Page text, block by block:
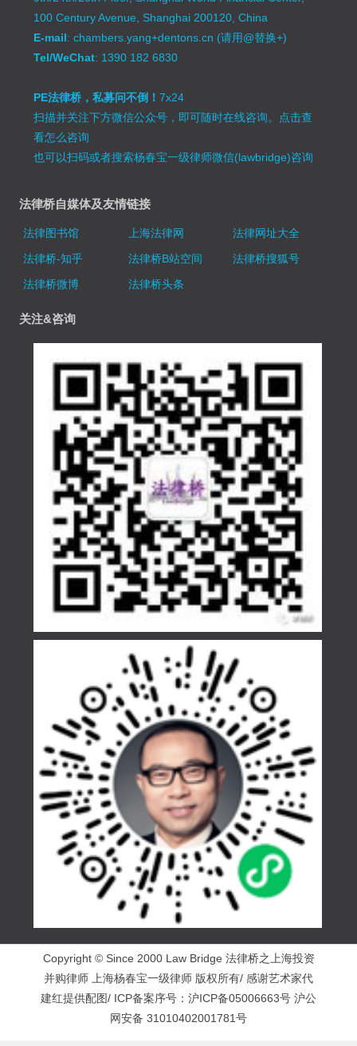
100 Century Avenue, Shanghai 200120, China
E-mail: chambers.yang+dentons.cn (请用@替换+)
Tel/WeChat: 1390 182 6830
PE法律桥，私募问不倒！7x24
扫描并关注下方微信公众号，即可随时在线咨询。 点击查
看怎么咨询
也可以扫码或者搜索杨春宝一级律师微信(lawbridge)咨询
法律桥自媒体及友情链接
法律图书馆 上海法律网
法律网址大全
法律桥-知乎
法律桥B站空间
法律桥搜狐号
法律桥微博
法律桥头条
关注&咨询
Copyright © Since 2000 Law Bridge 法律桥之上海投资
并购律师 上海杨春宝一级律师 版权所有/ 感谢艺术家代
建红提供配图/ ICP备案序号： 沪ICP备05006663号 沪公
网安备 31010402001781号